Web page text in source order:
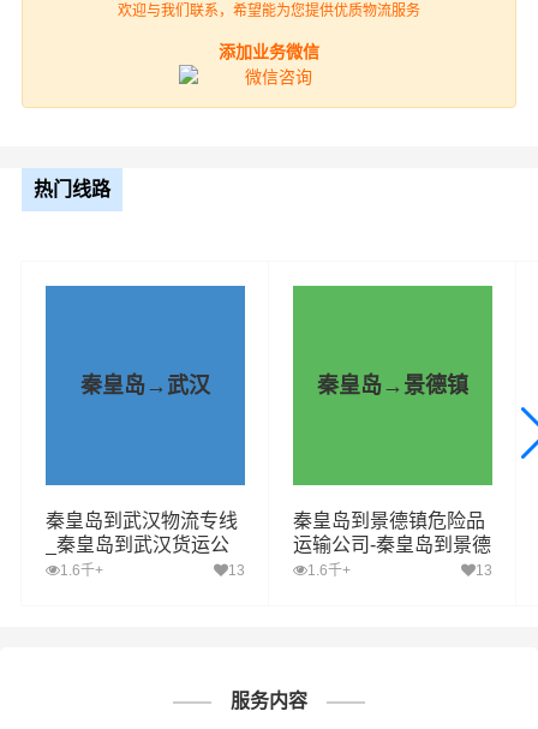
服务商，为了保证秦皇岛到武汉货物运输更加安全、及
您及时沟通，为您提供从秦皇岛到武汉的物流运输相关延
物分拣整理、包装、搬运装卸、运输仓储、末端派送等—
武汉物流专线服务，每一次的运输，财根秦皇岛物流都要
站在客户的角度综合考虑时效、安全性、价格，为客户选
具有保障的秦皇岛到武汉货物运输服务。
欢迎与我们联系，希望能为您提供优质物流服务
添加业务微信
热门线路
秦皇岛→武汉
秦皇岛到武汉物流专线
_秦皇岛到武汉货运公
司_秦皇岛至武汉运输
1.6千+ 13
秦皇岛→景德镇
秦皇岛到景德镇危险品
运输公司-秦皇岛到景德
镇危险品物流公司-秦皇
1.6千+ 13
服务内容